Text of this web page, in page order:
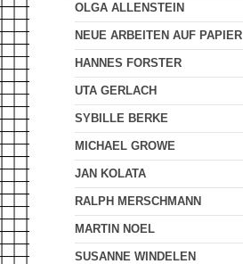
OLGA ALLENSTEIN
NEUE ARBEITEN AUF PAPIER
HANNES FORSTER
UTA GERLACH
SYBILLE BERKE
MICHAEL GROWE
JAN KOLATA
RALPH MERSCHMANN
MARTIN NOEL
SUSANNE WINDELEN